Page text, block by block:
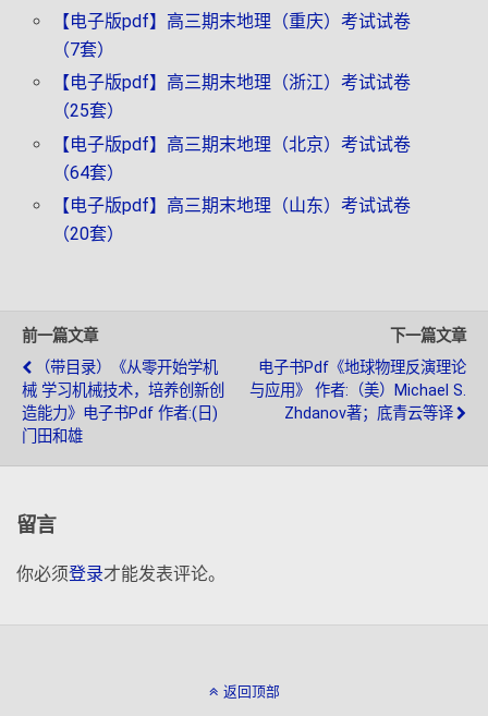
【电子版pdf】高三期末地理（重庆）考试试卷
（7套）
【电子版pdf】高三期末地理（浙江）考试试卷
（25套）
【电子版pdf】高三期末地理（北京）考试试卷
（64套）
【电子版pdf】高三期末地理（山东）考试试卷
（20套）
前一篇文章
（带目录）《从零开始学机
械 学习机械技术，培养创新创
造能力》电子书pdf 作者:(日)
门田和雄
下一篇文章
电子书pdf《地球物理反演理论
与应用》 作者:（美）Michael S.
Zhdanov著；底青云等译
留言
你必须登录才能发表评论。
返回顶部